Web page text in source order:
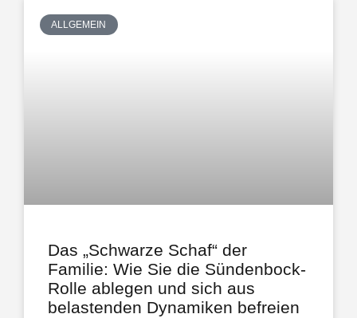
ALLGEMEIN
Das „Schwarze Schaf“ der
Familie: Wie Sie die Sündenbock-
Rolle ablegen und sich aus
belastenden Dynamiken befreien